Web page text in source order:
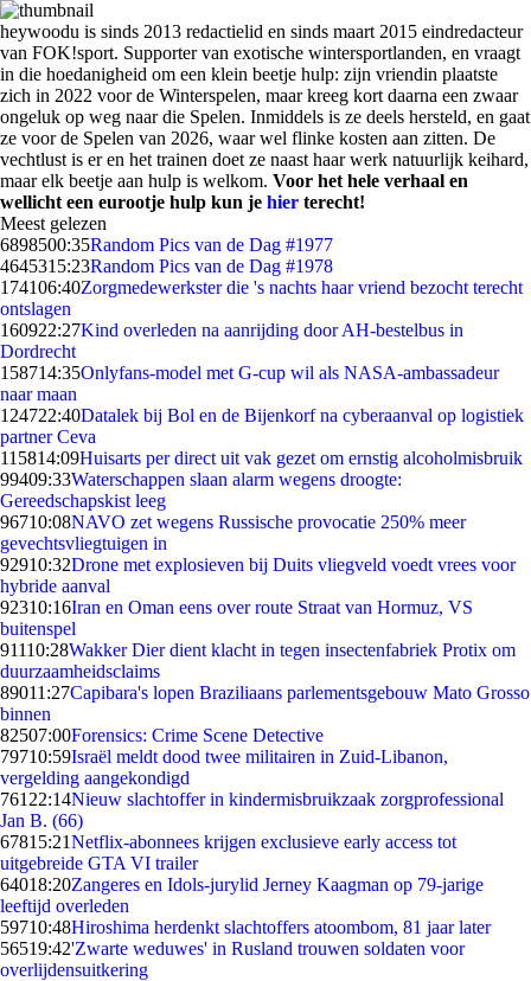
heywoodu is sinds 2013 redactielid en sinds maart 2015 eindredacteur
van FOK!sport. Supporter van exotische wintersportlanden, en vraagt
in die hoedanigheid om een klein beetje hulp: zijn vriendin plaatste
zich in 2022 voor de Winterspelen, maar kreeg kort daarna een zwaar
ongeluk op weg naar die Spelen. Inmiddels is ze deels hersteld, en gaat
ze voor de Spelen van 2026, waar wel flinke kosten aan zitten. De
vechtlust is er en het trainen doet ze naast haar werk natuurlijk keihard,
maar elk beetje aan hulp is welkom. Voor het hele verhaal en
wellicht een eurootje hulp kun je hier terecht!
Meest gelezen
6898500:35Random Pics van de Dag #1977
4645315:23Random Pics van de Dag #1978
174106:40Zorgmedewerkster die 's nachts haar vriend bezocht terecht
ontslagen
160922:27Kind overleden na aanrijding door AH-bestelbus in
Dordrecht
158714:35Onlyfans-model met G-cup wil als NASA-ambassadeur
naar maan
124722:40Datalek bij Bol en de Bijenkorf na cyberaanval op logistiek
partner Ceva
115814:09Huisarts per direct uit vak gezet om ernstig alcoholmisbruik
99409:33Waterschappen slaan alarm wegens droogte:
Gereedschapskist leeg
96710:08NAVO zet wegens Russische provocatie 250% meer
gevechtsvliegtuigen in
92910:32Drone met explosieven bij Duits vliegveld voedt vrees voor
hybride aanval
92310:16Iran en Oman eens over route Straat van Hormuz, VS
buitenspel
91110:28Wakker Dier dient klacht in tegen insectenfabriek Protix om
duurzaamheidsclaims
89011:27Capibara's lopen Braziliaans parlementsgebouw Mato Grosso
binnen
82507:00Forensics: Crime Scene Detective
79710:59Israël meldt dood twee militairen in Zuid-Libanon,
vergelding aangekondigd
761 22:14Nieuw slachtoffer in kindermisbruikzaak zorgprofessional
Jan B. (66)
67815:21Netflix-abonnees krijgen exclusieve early access tot
uitgebreide GTA VI trailer
64018:20Zangeres en Idols-jurylid Jerney Kaagman op 79-jarige
leeftijd overleden
59710:48Hiroshima herdenkt slachtoffers atoombom, 81 jaar later
56519:42'Zwarte weduwes' in Rusland trouwen soldaten voor
overlijdensuitkering